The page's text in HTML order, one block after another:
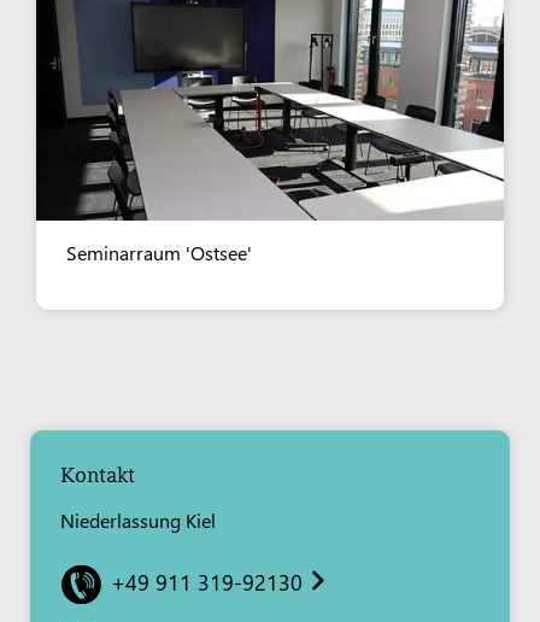
Seminarraum 'Ostsee'
Kontakt
Niederlassung Kiel
+49 911 319-92130